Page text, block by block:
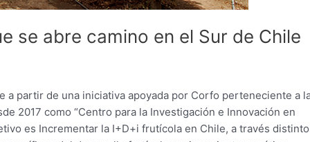
se abre camino en el Sur de Chile
partir de una iniciativa apoyada por Corfo perteneciente a
2017 como “Centro para la Investigación e Innovación en
es Incrementar la I+D+i frutícola en Chile, a través